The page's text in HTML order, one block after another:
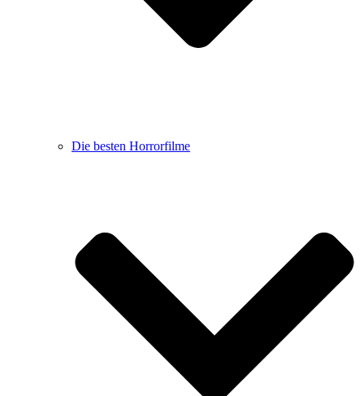
Die besten Horrorfilme